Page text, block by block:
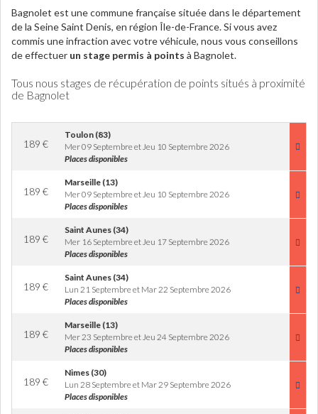
Bagnolet est une commune française située dans le département
de la Seine Saint Denis, en région Île-de-France. Si vous avez
commis une infraction avec votre véhicule, nous vous conseillons
de effectuer un stage permis à points à Bagnolet.
Tous nous stages de récupération de points situés à proximité
de Bagnolet
189 €
Toulon (83)
Mer 09 Septembre et Jeu 10 Septembre 2026
Places disponibles
189 €
Marseille (13)
Mer 09 Septembre et Jeu 10 Septembre 2026
Places disponibles
189 €
Saint Aunes (34)
Mer 16 Septembre et Jeu 17 Septembre 2026
Places disponibles
189 €
Saint Aunes (34)
Lun 21 Septembre et Mar 22 Septembre 2026
Places disponibles
189 €
Marseille (13)
Mer 23 Septembre et Jeu 24 Septembre 2026
Places disponibles
189 €
Nimes (30)
Lun 28 Septembre et Mar 29 Septembre 2026
Places disponibles